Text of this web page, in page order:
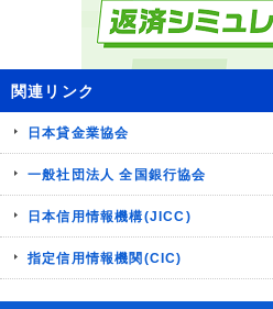
関連リンク
日本貸金業協会
一般社団法人 全国銀行協会
日本信用情報機構(JICC)
指定信用情報機関(CIC)